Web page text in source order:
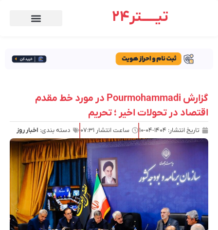
تیـــــتر24
گزارش Pourmohammadi در مورد خط مقدم
اقتصاد در تحولات اخیر ؛ تحریم
تاریخ انتشار: ۱۴۰۴-۰۴-۱۰ ساعت انتشار ۰۷:۳۱ دسته بندی: اخبار روز